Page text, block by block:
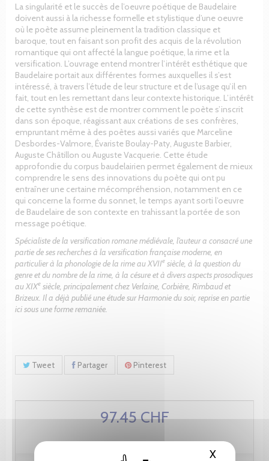
XMasquer
La singularité et le succès de l’oeuvre poétique de Baudelaire
doivent aussi à la richesse formelle et stylistique d’une oeuvre
où le poète assume pleinement la tradition classique et
baroque, tout en faisant son profit des acquis de la révolution
romantique qui ont affecté la langue poétique, la rime et la
versification. L’ouvrage entend montrer l’intérêt esthétique que
Baudelaire portait aux différentes formes auxquelles il s’est
intéressé, à travers l’étude de leur structure et de l’usage qu’il en
fait, tout en les remettant dans leur contexte historique. L’intérêt
de cette synthèse est de montrer comment le poète s’inscrit
dans son époque, réagissant aux créations de ses confrères,
empruntant même à des poètes aussi variés que Marceline
Desbordes-Valmore, Évariste Boulay-Paty, Auguste Barbier,
Auguste Châtillon ou Auguste Vacquerie. Cette étude
approfondie du corpus baudelairien permet également de mieux
comprendre le sens des innovations du poète qui ont pu
entraîner une certaine mécompréhension, notamment en ce
qui concerne la forme du sonnet, le temps ayant sorti l’oeuvre
de Baudelaire de son contexte en trahissant la portée de son
message poétique.
Spécialiste de la versification romane médiévale, l’auteur a consacré une
partie de ses recherches à la versification française moderne, en
particulier à la phonologie de la rime au XVIIe siècle, à la question du
genre et du nombre de la rime, à la césure et à divers aspects prosodiques
au XIXe siècle, principalement chez Verlaine, Corbière, Rimbaud et
Brizeux. Il a déjà publié une étude sur Harmonie du soir, reprise en partie
ici sous une forme remaniée.
Tweet Partager Pinterest
97.45 CHF